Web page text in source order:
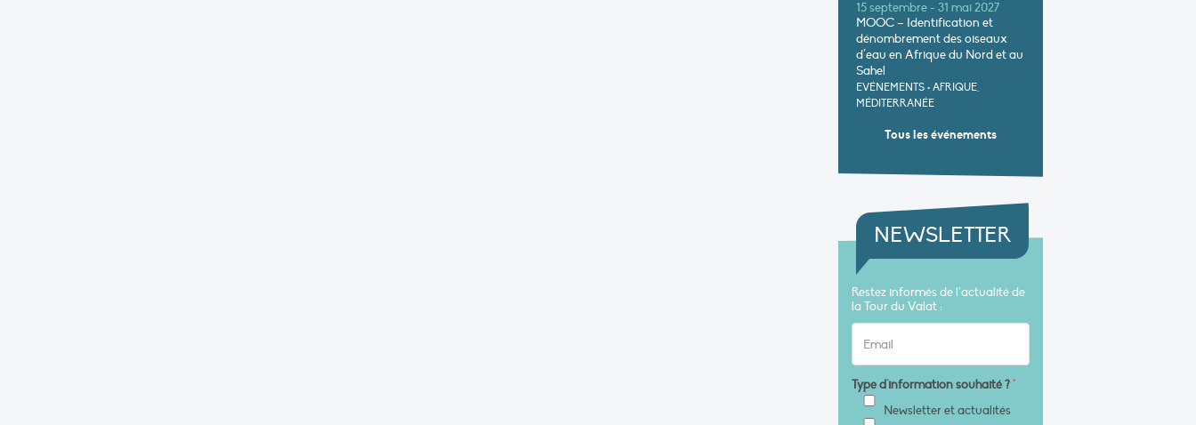
15 septembre - 31 mai 2027
MOOC – Identification et
dénombrement des oiseaux
d’eau en Afrique du Nord et au
Sahel
EVÉNEMENTS • AFRIQUE,
MÉDITERRANÉE
Tous les événements
NEWSLETTER
Restez informés de l’actualité de
la Tour du Valat :
Type d'information souhaité ?*
Newsletter et actualités